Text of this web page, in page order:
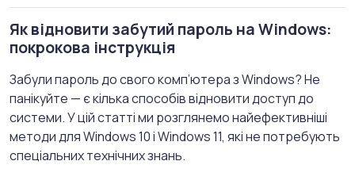
Як відновити забутий пароль на Windows:
покрокова інструкція
Забули пароль до свого комп’ютера з Windows? Не
панікуйте — є кілька способів відновити доступ до
системи. У цій статті ми розглянемо найефективніші
методи для Windows 10 і Windows 11, які не потребують
спеціальних технічних знань.